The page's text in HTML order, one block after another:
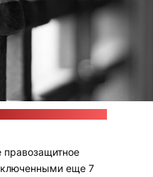
правозащитное
еще 7